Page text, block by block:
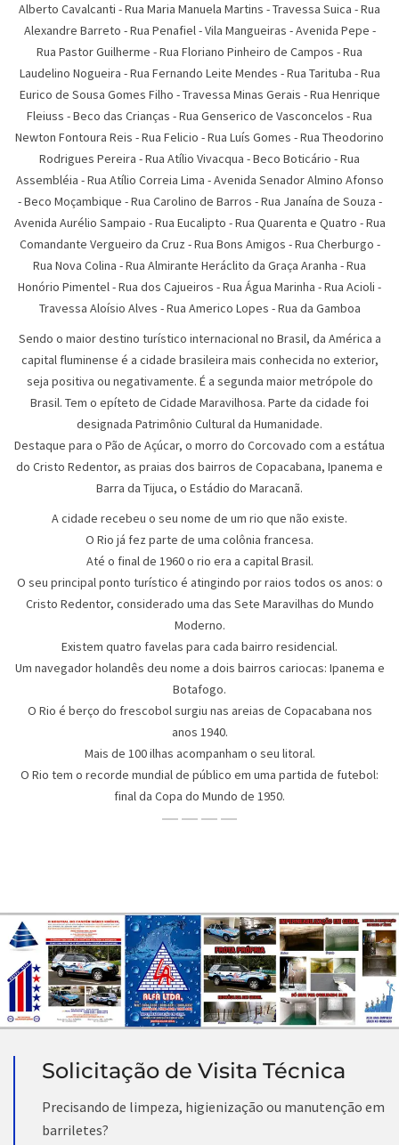
Alberto Cavalcanti -Rua Maria Manuela Martins -Travessa Suica -Rua
Alexandre Barreto -Rua Penafiel-Vila Mangueiras -Avenida Pepe -
Rua Pastor Guilherme -Rua Floriano Pinheiro de Campos -Rua
Laudelino Nogueira -Rua Fernando Leite Mendes -Rua Tarituba -Rua
Eurico de Sousa Gomes Filho -Travessa Minas Gerais -Rua Henrique
Fleiuss -Beco das Crianças -Rua Genserico de Vasconcelos -Rua
Newton Fontoura Reis -Rua Felicio -Rua Luís Gomes -Rua Theodorino
Rodrigues Pereira -Rua Atí­lio Vivacqua -Beco Boticário -Rua
Assembléia -Rua Atílio Correia Lima -Avenida Senador Almino Afonso
-Beco Moçambique -Rua Carolino de Barros -Rua Janaína de Souza -
Avenida Aurélio Sampaio -Rua Eucalipto -Rua Quarenta e Quatro -Rua
Comandante Vergueiro da Cruz -Rua Bons Amigos -Rua Cherburgo -
Rua Nova Colina -Rua Almirante Heráclito da Graça Aranha -Rua
Honório Pimentel-Rua dos Cajueiros -Rua Água Marinha -Rua Acioli -
Travessa Aloísio Alves -Rua Americo Lopes -Rua da Gamboa
Sendo o maior destino turístico internacional no Brasil, da América a
capital fluminense é a cidade brasileira mais conhecida no exterior,
seja positiva ou negativamente. É a segunda maior metrópole do
Brasil. Tem o epíteto de Cidade Maravilhosa. Parte da cidade foi
designada Patrimônio Cultural da Humanidade.
Destaque para o Pão de Açúcar, o morro do Corcovado com a estátua
do Cristo Redentor, as praias dos bairros de Copacabana, Ipanema e
Barra da Tijuca, o Estádio do Maracanã.
A cidade recebeu o seu nome de um rio que não existe.
O Rio já fez parte de uma colônia francesa.
Até o final de 1960 o rio era a capital Brasil.
O seu principal ponto turístico é atingindo por raios todos os anos: o
Cristo Redentor, considerado uma das Sete Maravilhas do Mundo
Moderno.
Existem quatro favelas para cada bairro residencial.
Um navegador holandês deu nome a dois bairros cariocas: Ipanema e
Botafogo.
O Rio é berço do frescobol surgiu nas areias de Copacabana nos
anos 1940.
Mais de 100 ilhas acompanham o seu litoral.
O Rio tem o recorde mundial de público em uma partida de futebol:
final da Copa do Mundo de 1950.
Solicitação de Visita Técnica
Precisando de limpeza, higienização ou manutenção em
barriletes?